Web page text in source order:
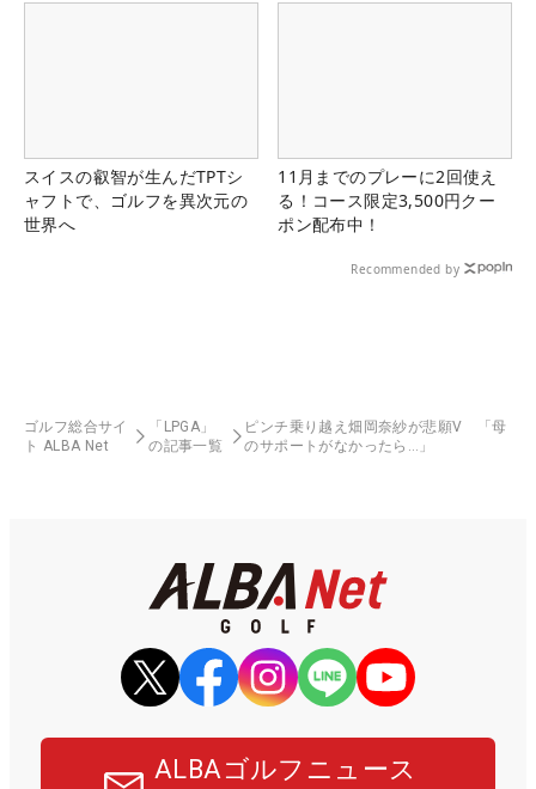
スイスの叡智が生んだTPTシ
ャフトで、ゴルフを異次元の
世界へ
11月までのプレーに2回使え
る！コース限定3,500円クー
ポン配布中！
Recommended by
ゴルフ総合サイ
ト ALBA Net
「LPGA」
の記事一覧
ピンチ乗り越え畑岡奈紗が悲願V 「母
のサポートがなかったら…」
ALBAゴルフニュース